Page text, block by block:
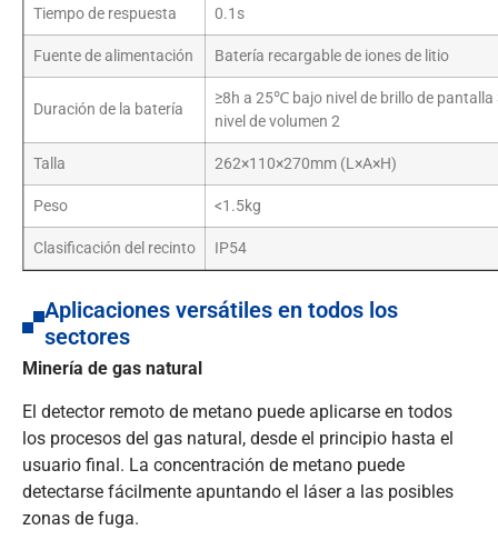
Tiempo de respuesta 0.1s
Fuente de alimentación Batería recargable de iones de litio
Duración de la batería
≥8h a 25℃ bajo nivel de brillo de pantalla
nivel de volumen 2
Talla 262×110×270mm (L×A×H)
Peso <1.5kg
Clasificación del recinto IP54
Aplicaciones versátiles en todos los
sectores
Minería de gas natural
El detector remoto de metano puede aplicarse en todos
los procesos del gas natural, desde el principio hasta el
usuario final. La concentración de metano puede
detectarse fácilmente apuntando el láser a las posibles
zonas de fuga.